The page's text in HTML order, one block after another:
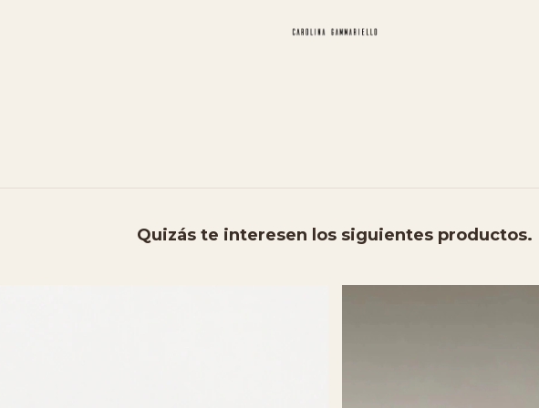
Quizás te interesen los siguientes productos.